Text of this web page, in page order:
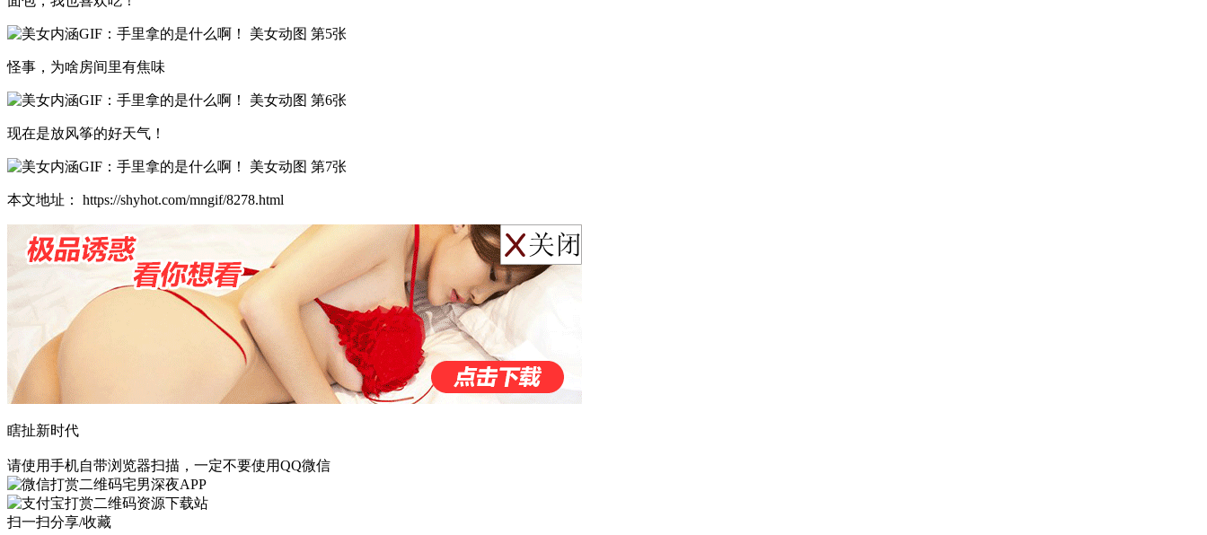
怪事，为啥房间里有焦味
现在是放风筝的好天气！
本文地址： https://shyhot.com/mngif/8278.html
瞎扯新时代
请使用手机自带浏览器扫描，一定不要使用QQ微信
宅男深夜APP
资源下载站
扫一扫分享/收藏